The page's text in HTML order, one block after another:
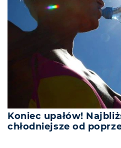
Koniec upałów!
chłodniejsze od